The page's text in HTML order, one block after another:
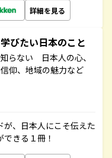
詳細を見る
びたい日本のこと
らない 日本人の心、
仰、地域の魅力など
が、日本人にこそ伝えた
きる１冊！